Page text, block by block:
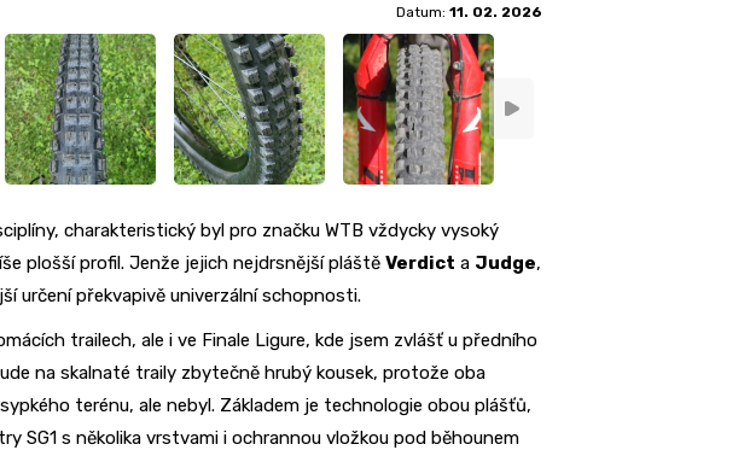
Datum: 11. 02. 2026
charakteristický byl pro značku WTB vždycky vysoký
plošší profil. Jenže jejich nejdrsnější pláště Verdict a Judge,
určení překvapivě univerzální schopnosti.
trailech, ale i ve Finale Ligure, kde jsem zvlášť u předního
na skalnaté traily zbytečně hrubý kousek, protože oba
terénu, ale nebyl. Základem je technologie obou plášťů,
SG1 s několika vrstvami i ochrannou vložkou pod běhounem